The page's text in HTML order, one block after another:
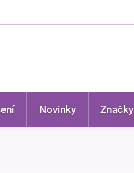
Novinky Značky